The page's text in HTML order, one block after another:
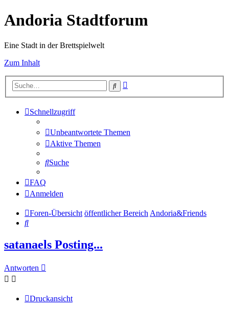
Andoria Stadtforum
Eine Stadt in der Brettspielwelt
Zum Inhalt
Suche
Schnellzugriff
Unbeantwortete Themen
Aktive Themen
Suche
FAQ
Anmelden
Foren-Übersicht öffentlicher BereichAndoria&Friends
Suche
satanaels Posting...
Antworten
Druckansicht